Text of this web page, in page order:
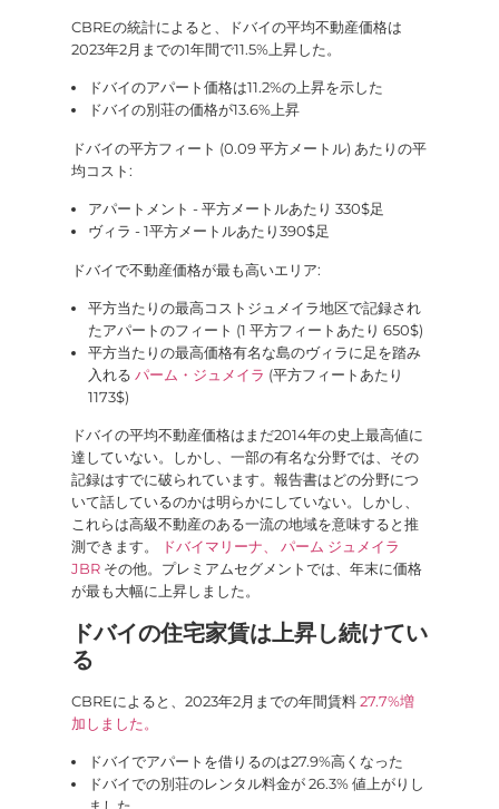
CBREの統計によると、ドバイの平均不動産価格は
2023年2月までの1年間で11.5%上昇した。
ドバイのアパート価格は11.2%の上昇を示した
ドバイの別荘の価格が13.6%上昇
ドバイの平方フィート (0.09 平方メートル) あたりの平
均コスト:
アパートメント - 平方メートルあたり 330$足
ヴィラ - 1平方メートルあたり390$足
ドバイで不動産価格が最も高いエリア:
平方当たりの最高コストジュメイラ地区で記録され
たアパートのフィート (1 平方フィートあたり 650$)
平方当たりの最高価格有名な島のヴィラに足を踏み
入れる パーム・ジュメイラ (平方フィートあたり
1173$)
ドバイの平均不動産価格はまだ2014年の史上最高値に
達していない。しかし、一部の有名な分野では、その
記録はすでに破られています。報告書はどの分野につ
いて話しているのかは明らかにしていない。しかし、
これらは高級不動産のある一流の地域を意味すると推
測できます。
ドバイマリーナ、
パーム ジュメイラ
JBR その他。プレミアムセグメントでは、年末に価格
が最も大幅に上昇しました。
ドバイの住宅家賃は上昇し続けてい
る
CBREによると、2023年2月までの年間賃料 27.7%増
加しました。
ドバイでアパートを借りるのは27.9%高くなった
ドバイでの別荘のレンタル料金が 26.3% 値上がりし